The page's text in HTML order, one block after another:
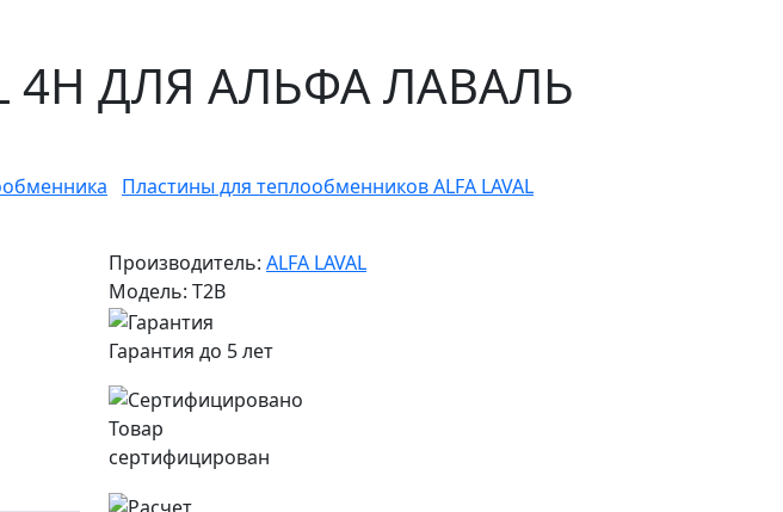
4H ДЛЯ АЛЬФА ЛАВАЛЬ
Пластины для теплообменников ALFA LAVAL
Производитель: ALFA LAVAL
Модель: T2B
Гарантия до 5 лет
Товар
сертифицирован